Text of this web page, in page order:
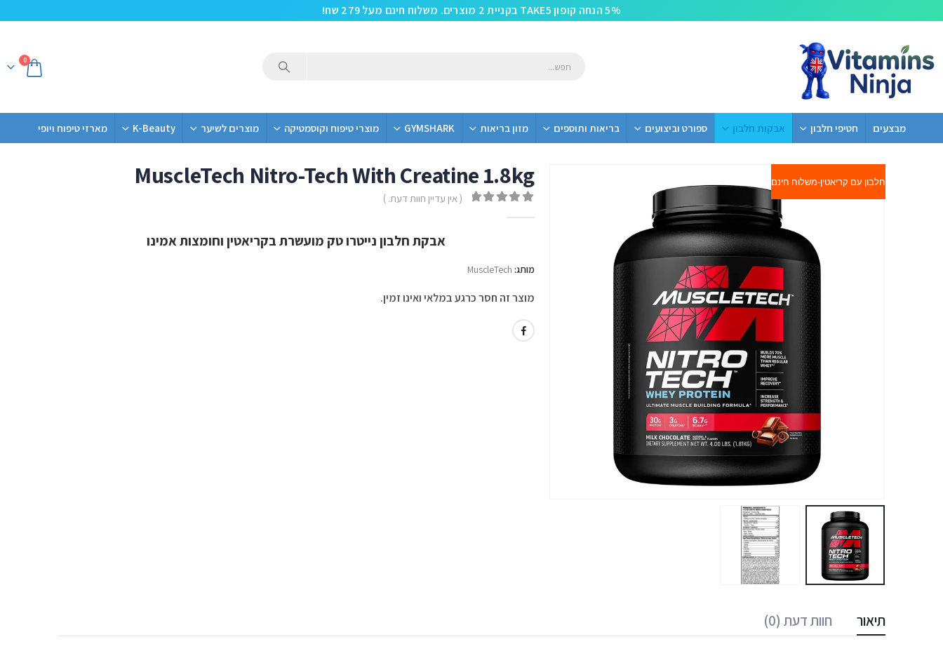
5% הנחה קופון TAKE5 בקניית 2 מוצרים. משלוח חינם מעל 279 שח!
0
מבצעים חטיפי חלבון אבקות חלבון ספורט וביצועים בריאות ותוספים מזון בריאות GYMSHARK מוצרי טיפוח וקוסמטיקה מוצרים לשיער K-Beauty מארזי טיפוח ויופי
חלבון עם קריאטין-משלוח חינם חלבון עם קריאטין-משלוח חינם חלבון עם קריאטין-משלוח חינם
MuscleTech Nitro-Tech With Creatine 1.8kg
( אין עדיין חוות דעת. )
אבקת חלבון נייטרו טק מועשרת בקריאטין וחומצות אמינו
מותג: MuscleTech
מוצר זה חסר כרגע במלאי ואינו זמין.
תיאור חוות דעת (0)